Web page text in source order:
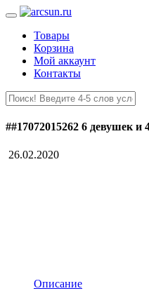
Товары
Корзина
Мой аккаунт
Контакты
##17072015262 6 девушек
26.02.2020
Описание